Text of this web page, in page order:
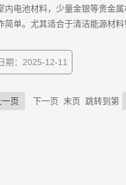
内电池材料，少量金银等贵金
单。尤其适合于清洁能源材料
期：2025-12-11
一页 下一页 末页 跳转到第